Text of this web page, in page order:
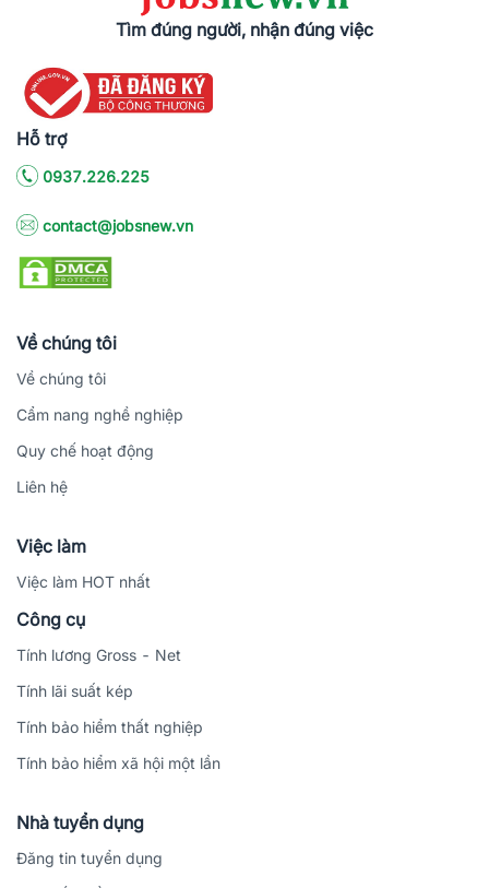
Tìm đúng người, nhận đúng việc
Hỗ trợ
0937.226.225
contact@jobsnew.vn
Về chúng tôi
Về chúng tôi
Cẩm nang nghề nghiệp
Quy chế hoạt động
Liên hệ
Việc làm
Việc làm HOT nhất
Công cụ
Tính lương Gross - Net
Tính lãi suất kép
Tính bảo hiểm thất nghiệp
Tính bảo hiểm xã hội một lần
Nhà tuyển dụng
Đăng tin tuyển dụng